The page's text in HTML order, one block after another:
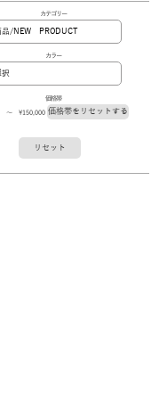
カテゴリー
カラー
価格帯
～ \150,000 価格帯をリセットする
リセット